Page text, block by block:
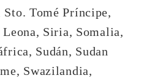
Sto. Tomé Príncipe,
Leona, Siria, Somalia,
Sudán, Sudan
Swazilandia,